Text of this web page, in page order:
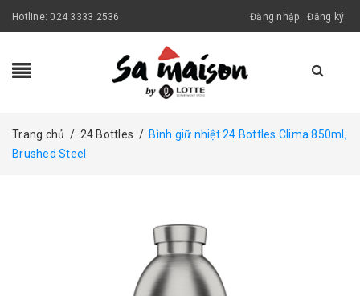
Hotline: 024 3333 2536 Đăng nhập Đăng ký
Trang chủ / 24 Bottles / Bình giữ nhiệt 24 Bottles Clima 850ml,
Brushed Steel